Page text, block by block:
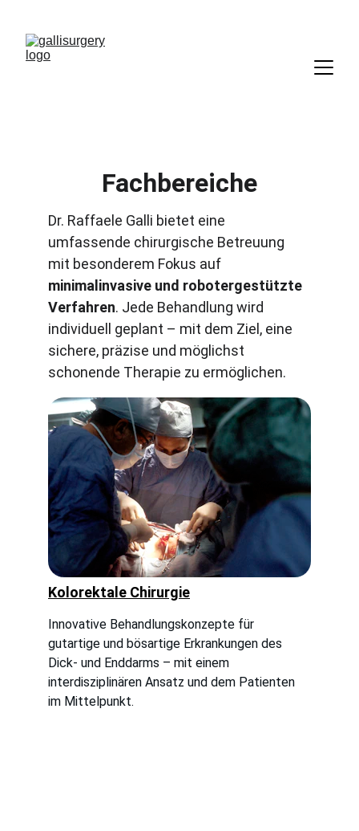
Fachbereiche
Dr. Raffaele Galli bietet eine
umfassende chirurgische Betreuung
mit besonderem Fokus auf
minimalinvasive und robotergestützte
Verfahren. Jede Behandlung wird
individuell geplant – mit dem Ziel, eine
sichere, präzise und möglichst
schonende Therapie zu ermöglichen.
Kolorektale Chirurgie
Innovative Behandlungskonzepte für
gutartige und bösartige Erkrankungen des
Dick- und Enddarms – mit einem
interdisziplinären Ansatz und dem Patienten
im Mittelpunkt.